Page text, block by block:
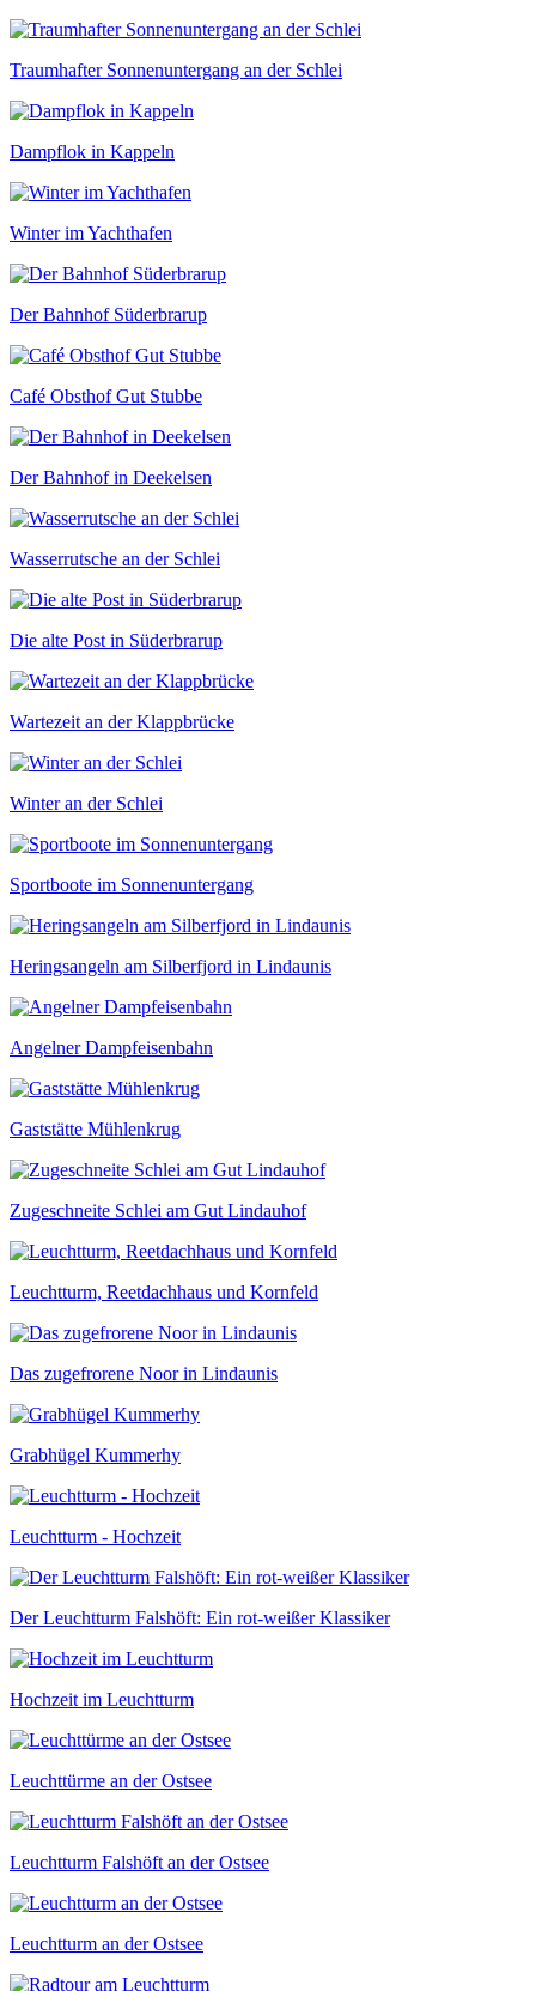
Traumhafter Sonnenuntergang an der Schlei
Dampflok in Kappeln
Winter im Yachthafen
Der Bahnhof Süderbrarup
Café Obsthof Gut Stubbe
Der Bahnhof in Deekelsen
Wasserrutsche an der Schlei
Die alte Post in Süderbrarup
Wartezeit an der Klappbrücke
Winter an der Schlei
Sportboote im Sonnenuntergang
Heringsangeln am Silberfjord in Lindaunis
Angelner Dampfeisenbahn
Gaststätte Mühlenkrug
Zugeschneite Schlei am Gut Lindauhof
Leuchtturm, Reetdachhaus und Kornfeld
Das zugefrorene Noor in Lindaunis
Grabhügel Kummerhy
Leuchtturm - Hochzeit
Der Leuchtturm Falshöft: Ein rot-weißer Klassiker
Hochzeit im Leuchtturm
Leuchttürme an der Ostsee
Leuchtturm Falshöft an der Ostsee
Leuchtturm an der Ostsee